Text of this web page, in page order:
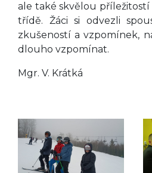
ale také skvělou
třídě. Žáci si odvezli
zkušeností a vzpomínek,
dlouho vzpomínat.
Mgr. V. Krátká